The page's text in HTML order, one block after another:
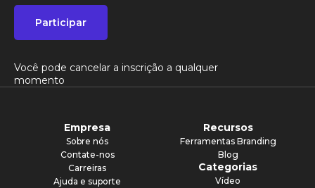
Participar
Você pode cancelar a inscrição a qualquer
momento
Empresa
Sobre nós
Contate-nos
Carreiras
Ajuda e suporte
Recursos
Ferramentas Branding
Blog
Categorias
Vídeo